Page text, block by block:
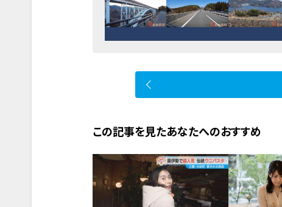
この記事を見たあなたへのおすすめ